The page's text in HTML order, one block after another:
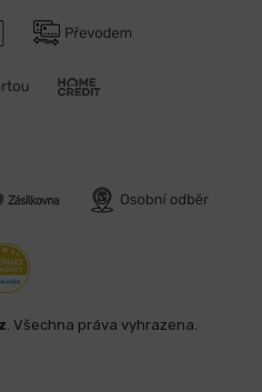
. Všechna práva vyhrazena.